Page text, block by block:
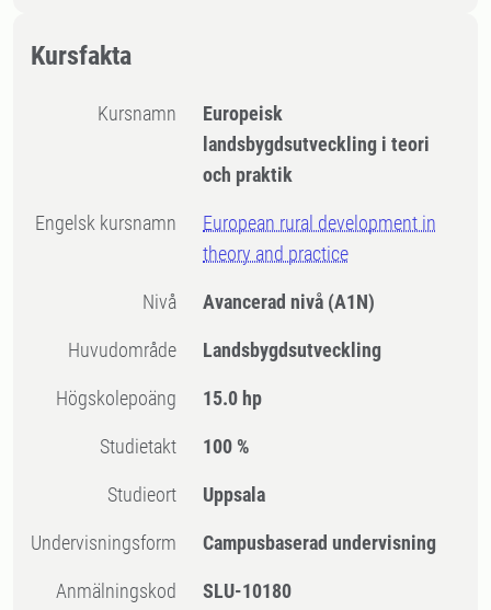
Kursfakta
Kursnamn
Europeisk
landsbygdsutveckling i teori
och praktik
Engelsk kursnamn
European rural development in
theory and practice
Nivå Avancerad nivå (A1N)
Huvudområde Landsbygdsutveckling
högskolepoäng 15.0 hp
Studietakt 100 %
Studieort Uppsala
Undervisningsform Campusbaserad undervisning
Anmälningskod SLU-10180